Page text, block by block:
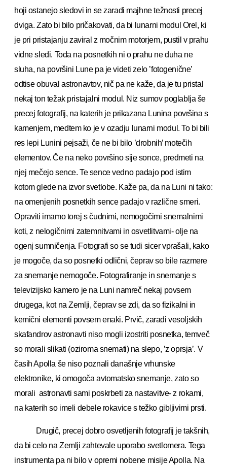
hoji ostanejo sledovi in se zaradi majhne težnosti precej
dviga. Zato bi bilo pričakovati, da bi lunarni modul Orel, ki
je pri pristajanju zaviral z močnim motorjem, pustil v prahu
vidne sledi. Toda na posnetkih ni o prahu ne duha ne
sluha, na površini Lune pa je videti zelo ’fotogenične’
odtise obuval astronavtov, nič pa ne kaže, da je tu pristal
nekaj ton težak pristajalni modul. Niz sumov poglablja še
precej fotografij, na katerih je prikazana Lunina površina s
kamenjem, medtem ko je v ozadju lunarni modul. To bi bili
res lepi Lunini pejsaži, če ne bi bilo ’drobnih’ motečih
elementov. Če na neko površino sije sonce, predmeti na
njej mečejo sence. Te sence vedno padajo pod istim
kotom glede na izvor svetlobe. Kaže pa, da na Luni ni tako:
na omenjenih posnetkih sence padajo v različne smeri.
Opraviti imamo torej s čudnimi, nemogočimi snemalnimi
koti, z nelogičnimi zatemnitvami in osvetlitvami- olje na
ogenj sumničenja. Fotografi so se tudi sicer vprašali, kako
je mogoče, da so posnetki odlični, čeprav so bile razmere
za snemanje nemogoče. Fotografiranje in snemanje s
televizijsko kamero je na Luni namreč nekaj povsem
drugega, kot na Zemlji, čeprav se zdi, da so fizikalni in
kemični elementi povsem enaki. Prvič, zaradi vesoljskih
skafandrov astronavti niso mogli izostriti posnetka, temveč
so morali slikati (oziroma snemati) na slepo, ’z oprsja’. V
časih Apolla še niso poznali današnje vrhunske
elektronike, ki omogoča avtomatsko snemanje, zato so
morali astronavti sami poskrbeti za nastavitve- z rokami,
na katerih so imeli debele rokavice s težko gibljivimi prsti.
Drugič, precej dobro osvetljenih fotografij je takšnih,
da bi celo na Zemlji zahtevale uporabo svetlomera. Tega
instrumenta pa ni bilo v opremi nobene misije Apolla. Na